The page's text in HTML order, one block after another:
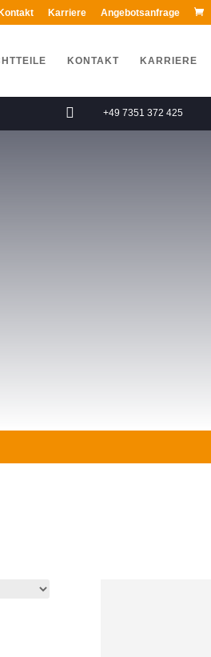
Kontakt Karriere Angebotsanfrage
KONTAKT KARRIERE
 +49 7351 372 425